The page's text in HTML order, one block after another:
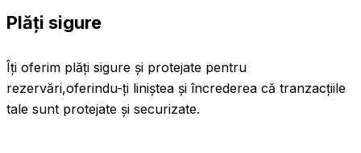
Plăți sigure
Îți oferim plăți sigure și protejate pentru
rezervări,oferindu-ți liniștea și încrederea că tranzacțiile
tale sunt protejate și securizate.